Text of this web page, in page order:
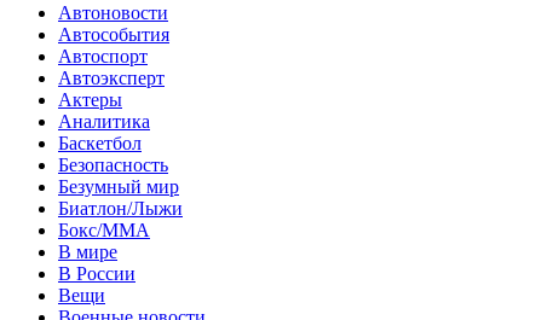
Автоновости
Автособытия
Автоспорт
Автоэксперт
Актеры
Аналитика
Баскетбол
Безопасность
Безумный мир
Биатлон/Лыжи
Бокс/MMA
В мире
В России
Вещи